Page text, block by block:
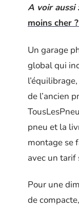
A voir aussi :
moins cher
Un garage
global qui
de l’ancien
pneu et la
montage se
avec un tarif
Pour une
de